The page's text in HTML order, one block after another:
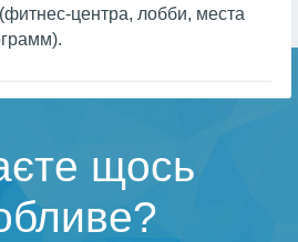
центра, лобби, места
щось